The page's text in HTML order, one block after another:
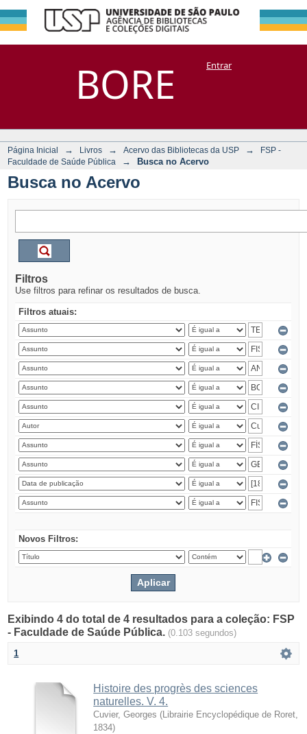
BORE
Busca no Acervo
DSpace/Manakin + CoriscoEntrar
Página Inicial → Livros → Acervo das Bibliotecas da USP →
FSP -
Faculdade de Saúde Pública
→ Busca no Acervo
Busca no Acervo
Filtros
Use filtros para refinar os resultados de busca.
Filtros atuais:
Novos Filtros:
Exibindo 4 do total de 4 resultados para a coleção: FSP
- Faculdade de Saúde Pública. (0.103 segundos)
1
Histoire des progrès des sciences
naturelles. V. 4.
Cuvier, Georges ( Librairie Encyclopédique de Roret
1834)